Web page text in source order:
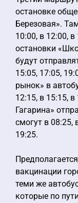
остановке
Березовая».
10:00, в 12:00,
остановки
будут
15:05, 17:05,
рынок» в
12:15, в 15:15,
Гагарина»
смогут в 08:25,
19:25.
вакцинации
теми же
которые по